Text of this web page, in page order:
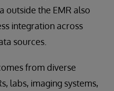
outside the EMR also
integration across
sources.
from diverse
labs, imaging systems,